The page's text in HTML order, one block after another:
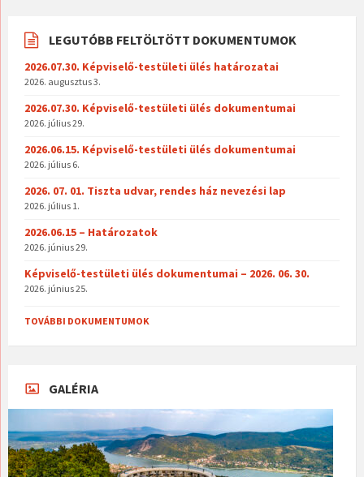
LEGUTÓBB FELTÖLTÖTT DOKUMENTUMOK
2026.07.30. Képviselő-testületi ülés határozatai
2026. augusztus 3.
2026.07.30. Képviselő-testületi ülés dokumentumai
2026. július 29.
2026.06.15. Képviselő-testületi ülés dokumentumai
2026. július 6.
2026. 07. 01. Tiszta udvar, rendes ház nevezési lap
2026. július 1.
2026.06.15 – Határozatok
2026. június 29.
Képviselő-testületi ülés dokumentumai – 2026. 06. 30.
2026. június 25.
TOVÁBBI DOKUMENTUMOK
GALÉRIA